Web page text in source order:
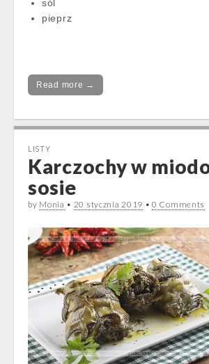
sól
pieprz
Read more →
LISTY
Karczochy w
sosie
by Monia • 20 stycznia 2019 •0 Comments